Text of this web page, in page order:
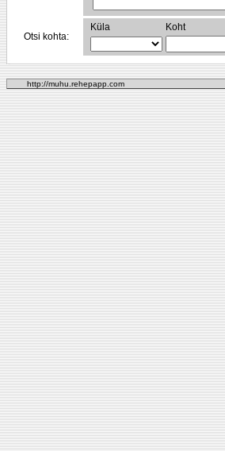
Otsi kohta:
Küla Koht
http://muhu.rehepapp.com